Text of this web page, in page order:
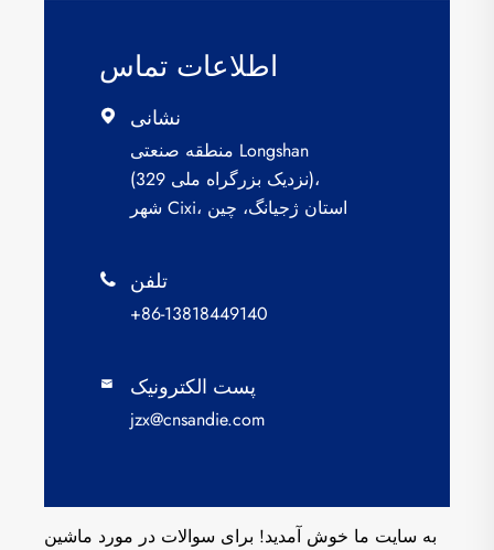
اطلاعات تماس
 نشانی
منطقه صنعتی Longshan
(نزدیک بزرگراه ملی 329)،
شهر Cixi، استان ژجیانگ، چین
 تلفن
+86-13818449140
 پست الکترونیک
jzx@cnsandie.com
به سایت ما خوش آمدید! برای سوالات در مورد ماشین